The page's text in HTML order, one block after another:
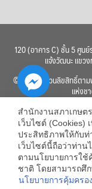
120 (อาคาร C) ชั้น 5 ศูน
แจ้งวัฒนะ แขว
© 2560 สงวนลิขสิทธิ์ตาม
แห่งช
สำนักงานสภาเกษต
เว็บไซต์ (Cookies)
ประสิทธิภาพให้กับท่
เว็บไซต์นี้ถือว่าท่า
ตามนโยบายการใช้
ชาติ โดยสามารถศึ
นโยบายการคุ้มคร
Hide
chaty